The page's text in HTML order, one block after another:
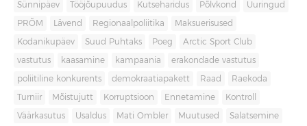
Sünnipäev Tööjõupuudus Kutseharidus Põlvkond Uuringud
PRÕM Lävend Regionaalpoliitika Maksuerisused
Kodanikupäev Suud Puhtaks Poeg Arctic Sport Club
vastutus kaasamine kampaania erakondade vastutus
poliitiline konkurents demokraatiapakett Raad Raekoda
Turniir Mõistujutt Korruptsioon Ennetamine Kontroll
Väärkasutus Usaldus Mati Ombler Muutused Salatsemine